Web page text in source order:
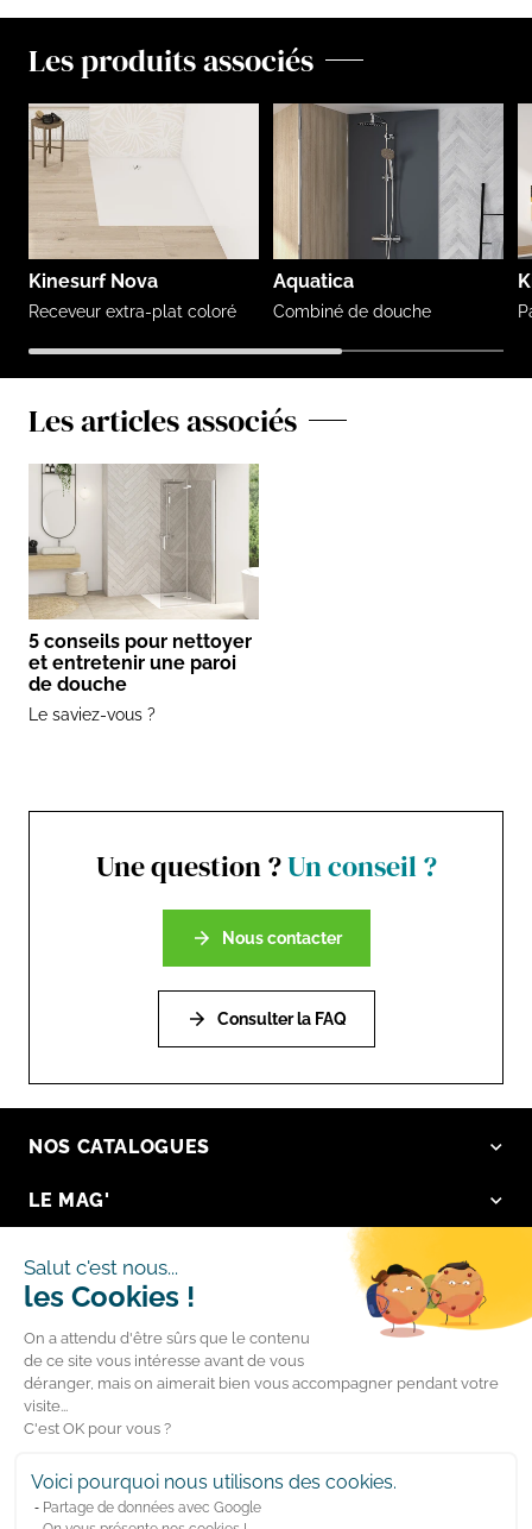
Salut c'est nous...
les Cookies !
On a attendu d'être sûrs que le contenu
de ce site vous intéresse avant de vous
déranger, mais on aimerait bien vous accompagner pendant votre
visite...
C'est OK pour vous ?
Voici pourquoi nous utilisons des cookies.
Partage de données avec Google
Les produits associés
Kinesurf Nova
Receveur extra-plat coloré
Aquatica
Combiné de douche
Les articles associés
5 conseils pour nettoyer
et entretenir une paroi
de douche
Le saviez-vous ?
Une question ?Un conseil ?
Nous contacter
Consulter la FAQ
NOS CATALOGUES
LE MAG'
LA BOUTIQUE
LIENS RAPIDES
Instagram